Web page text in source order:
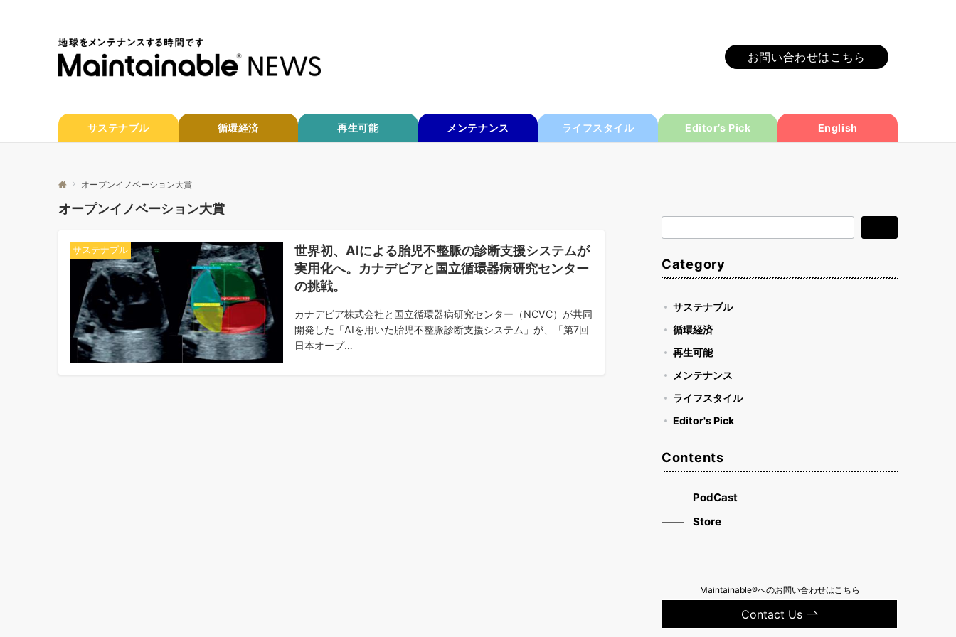
お問い合わせはこちら
サステナブル 循環経済 再生可能 メンテナンス ライフスタイル Editor’s Pick English
オープンイノベーション大賞
オープンイノベーション大賞
サステナブル
世界初、AIによる胎児不整脈の診断支援システムが
実用化へ。カナデビアと国立循環器病研究センター
の挑戦。
カナデビア株式会社と国立循環器病研究センター（NCVC）が共同
開発した「AIを用いた胎児不整脈診断支援システム」が、「第7回
日本オープ…
索
Category
サステナブル
循環経済
再生可能
メンテナンス
ライフスタイル
Editor's Pick
Contents
PodCast
Store
Maintainable®へのお問い合わせはこちら
Contact Us